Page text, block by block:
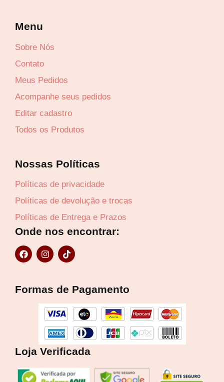
Menu
Sobre Nós
Contato
Meus Pedidos
Acompanhe seus pedidos
Editar cadastro
Todos os Produtos
Nossas Políticas
Políticas de privacidade
Políticas de devolução e trocas
Políticas de Entrega e Prazos
Onde nos encontrar:
F
a
o
I
n
g
a
m
T
i
k
Formas de Pagamento
Loja Verificada